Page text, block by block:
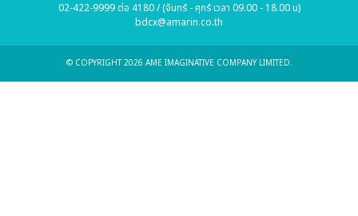
02-422-9999 ต่อ 4180 / (จันทร์ - ศุกร์ เวลา 09.00 - 18.00 น)
bdcx@amarin.co.th
© COPYRIGHT 2026 AME IMAGINATIVE COMPANY LIMITED.